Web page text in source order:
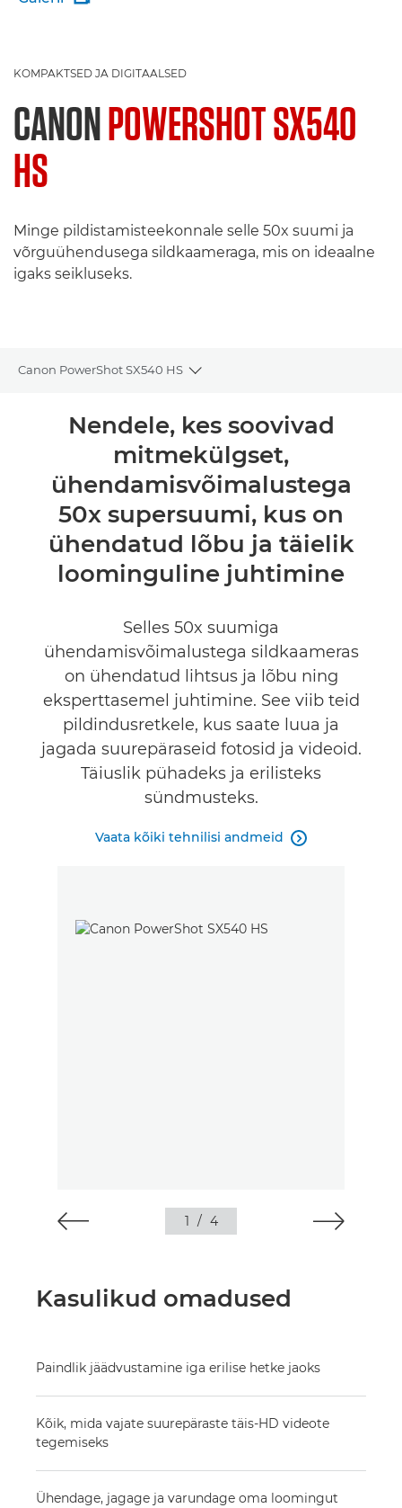
KOMPAKTSED JA DIGITAALSED
CANONPOWERSHOT SX540
HS
Minge pildistamisteekonnale selle 50x suumi ja
võrguühendusega sildkaameraga, mis on ideaalne
igaks seikluseks.
Canon PowerShot SX540 HS
Toggle breadcrumbs
Ülevaade
Tehnilised andmed
Nendele, kes soovivad
mitmekülgset,
ühendamisvõimalustega
50x supersuumi, kus on
ühendatud lõbu ja täielik
loominguline juhtimine
Selles 50x suumiga
ühendamisvõimalustega sildkaameras
on ühendatud lihtsus ja lõbu ning
eksperttasemel juhtimine. See viib teid
pildindusretkele, kus saate luua ja
jagada suurepäraseid fotosid ja videoid.
Täiuslik pühadeks ja erilisteks
sündmusteks.
Vaata kõiki tehnilisi andmeid 
1 / 4
Kasulikud omadused
Paindlik jäädvustamine iga erilise hetke jaoks
Kõik, mida vajate suurepäraste täis-HD videote
tegemiseks
Ühendage, jagage ja varundage oma loomingut